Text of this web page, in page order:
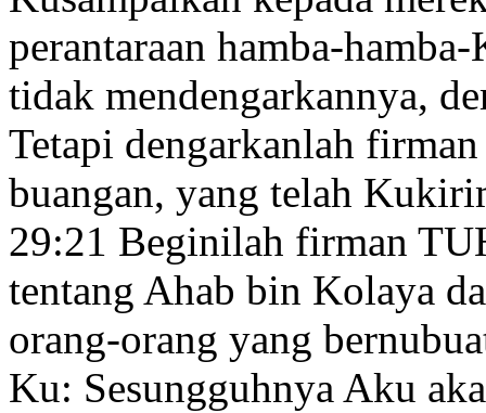
perantaraan hamba-
tidak mendengarkannya,
Tetapi dengarkanlah
buangan, yang telah
29:21 Beginilah firman
tentang Ahab bin Kolaya
orang-orang yang
Ku: Sesungguhnya Aku